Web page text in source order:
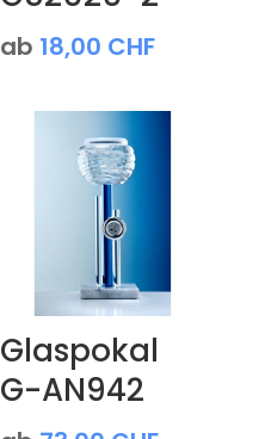
ab 18,00 CHF
Glaspokal
G-AN942